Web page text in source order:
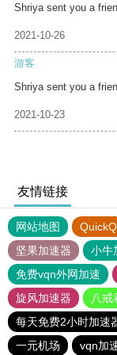
Shriya sent you a frien
2021-10-26
游客
Shriya sent you a frien
2021-10-23
友情链接
网站地图 QuickQ
坚果加速器
小牛
免费vqn外网加速
旋风加速器
八戒
每天免费2小时加速
一元机场
vqn加